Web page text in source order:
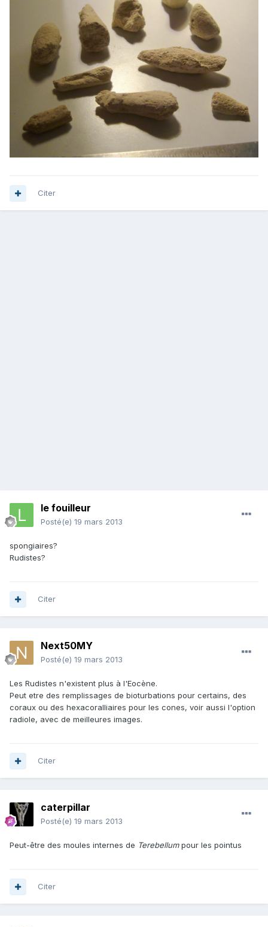
Citer
le fouilleur
Posté(e) 19 mars 2013
spongiaires?
Rudistes?
Citer
Next50MY
Posté(e) 19 mars 2013
Les Rudistes n'existent plus à l'Eocène.
Peut etre des remplissages de bioturbations pour certains, des
coraux ou des hexacoralliaires pour les cones, voir aussi l'option
radiole, avec de meilleures images.
Citer
caterpillar
Posté(e) 19 mars 2013
Peut-être des moules internes de Terebellumpour les pointus
Citer